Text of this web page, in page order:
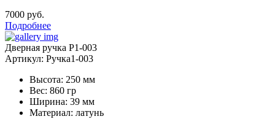
7000 руб.
Подробнее
Дверная ручка Р1-003
Артикул: Ручка1-003
Высота: 250 мм
Вес: 860 гр
Ширина: 39 мм
Материал: латунь